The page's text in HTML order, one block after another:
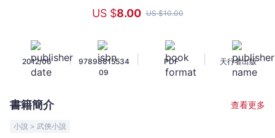
林
寶
US $8.00 US $10.00
2012/06 |
97898815534
09
PDF 天行者出版
書籍簡介 查看更多
小說 > 武俠小說